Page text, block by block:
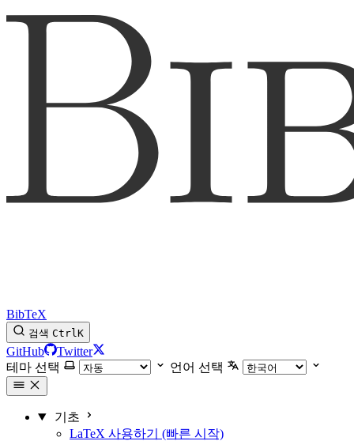
BibTeX
검색 CtrlK
GitHub
Twitter
테마 선택
언어 선택
기초
LaTeX 사용하기 (빠른 시작)